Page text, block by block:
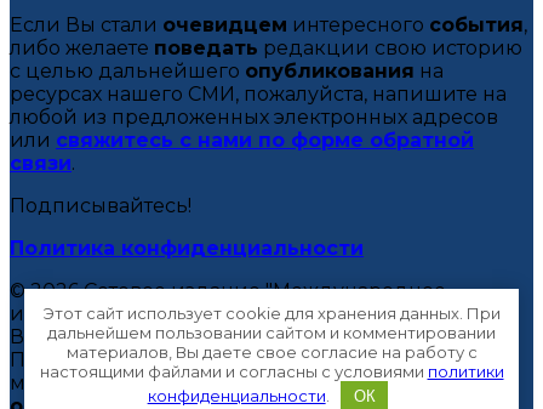
Если Вы стали очевидцем интересного события,
либо желаете поведать редакции свою историю
с целью дальнейшего опубликования на
ресурсах нашего СМИ, пожалуйста, напишите на
любой из предложенных электронных адресов
или свяжитесь с нами по форме обратной
связи.
Подписывайтесь!
Политика конфиденциальности
© 2026 Сетевое издание "Международное
информационное агентство "Вектор Вещания".
Все правазащищены.
При
полномиличастичномиспользовании
материалов ссылка на МИА "Вектор Вещания"
Этот сайт использует cookie для хранения данных. При
дальнейшем пользовании сайтом и комментировании
материалов, Вы даете свое согласие на работу с
настоящими файлами и согласны с условиями политики
конфиденциальности
ОК